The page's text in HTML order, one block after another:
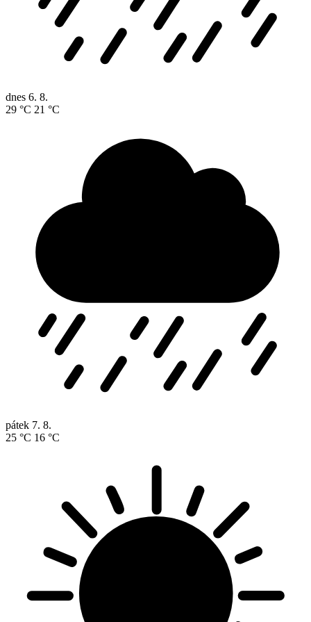
dnes 6. 8.
29 °C 21 °C
pátek 7. 8.
25 °C 16 °C